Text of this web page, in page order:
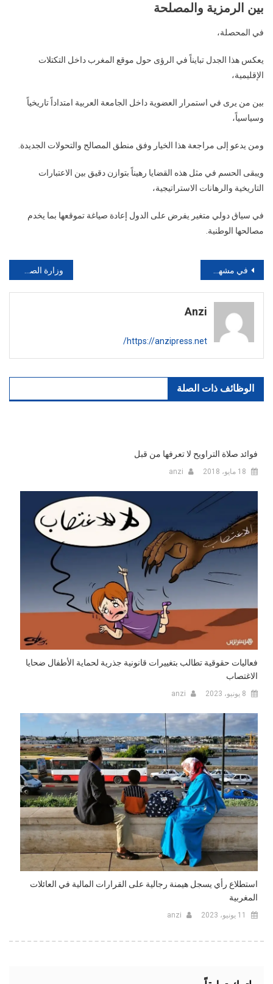
بين الرمزية والمصلحة
في المحصلة،
يعكس هذا الجدل تبايناً في الرؤى حول موقع المغرب داخل التكتلات
الإقليمية،
بين من يرى في استمرار العضوية داخل الجامعة العربية امتداداً تاريخياً
وسياسياً،
ومن يدعو إلى مراجعة هذا الخيار وفق منطق المصالح والتحولات الجديدة.
ويبقى الحسم في مثل هذه القضايا رهيناً بتوازن دقيق بين الاعتبارات
التاريخية والرهانات الاستراتيجية،
في سياق دولي متغير يفرض على الدول إعادة صياغة تموقعها بما يخدم
مصالحها الوطنية.
تصفّح
المقالات
في مشهد يثير القلق، تحولت سواحل تيزنيت إلى بؤرة للفوضى بسبب انتشار شباك صيد محظورة، تلتهم البحر وتضيق الخناق على الصيادين
Anzi
https://anzipress.net/
الوظائف ذات الصلة
فوائد صلاة التراويح لا تعرفها من قبل
18 مايو، 2018 anzi
فعاليات حقوقية تطالب بتغييرات قانونية جذرية لحماية الأطفال ضحايا
الاغتصاب‬
8 يونيو، 2023 anzi
استطلاع رأي يسجل هيمنة رجالية على القرارات المالية في العائلات
المغربية
11 يونيو، 2023 anzi